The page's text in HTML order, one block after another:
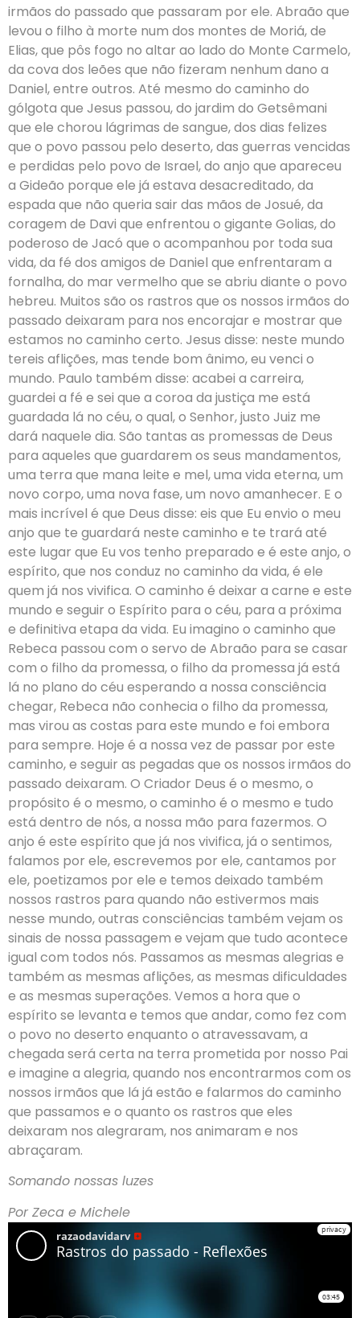
irmãos do passado que passaram por ele. Abraão que
levou o filho à morte num dos montes de Moriá, de
Elias, que pôs fogo no altar ao lado do Monte Carmelo,
da cova dos leões que não fizeram nenhum dano a
Daniel, entre outros. Até mesmo do caminho do
gólgota que Jesus passou, do jardim do Getsêmani
que ele chorou lágrimas de sangue, dos dias felizes
que o povo passou pelo deserto, das guerras vencidas
e perdidas pelo povo de Israel, do anjo que apareceu
a Gideão porque ele já estava desacreditado, da
espada que não queria sair das mãos de Josué, da
coragem de Davi que enfrentou o gigante Golias, do
poderoso de Jacó que o acompanhou por toda sua
vida, da fé dos amigos de Daniel que enfrentaram a
fornalha, do mar vermelho que se abriu diante o povo
hebreu. Muitos são os rastros que os nossos irmãos do
passado deixaram para nos encorajar e mostrar que
estamos no caminho certo. Jesus disse: neste mundo
tereis aflições, mas tende bom ânimo, eu venci o
mundo. Paulo também disse: acabei a carreira,
guardei a fé e sei que a coroa da justiça me está
guardada lá no céu, o qual, o Senhor, justo Juiz me
dará naquele dia. São tantas as promessas de Deus
para aqueles que guardarem os seus mandamentos,
uma terra que mana leite e mel, uma vida eterna, um
novo corpo, uma nova fase, um novo amanhecer. E o
mais incrível é que Deus disse: eis que Eu envio o meu
anjo que te guardará neste caminho e te trará até
este lugar que Eu vos tenho preparado e é este anjo, o
espírito, que nos conduz no caminho da vida, é ele
quem já nos vivifica. O caminho é deixar a carne e este
mundo e seguir o Espírito para o céu, para a próxima
e definitiva etapa da vida. Eu imagino o caminho que
Rebeca passou com o servo de Abraão para se casar
com o filho da promessa, o filho da promessa já está
lá no plano do céu esperando a nossa consciência
chegar, Rebeca não conhecia o filho da promessa,
mas virou as costas para este mundo e foi embora
para sempre. Hoje é a nossa vez de passar por este
caminho, e seguir as pegadas que os nossos irmãos do
passado deixaram. O Criador Deus é o mesmo, o
propósito é o mesmo, o caminho é o mesmo e tudo
está dentro de nós, a nossa mão para fazermos. O
anjo é este espírito que já nos vivifica, já o sentimos,
falamos por ele, escrevemos por ele, cantamos por
ele, poetizamos por ele e temos deixado também
nossos rastros para quando não estivermos mais
nesse mundo, outras consciências também vejam os
sinais de nossa passagem e vejam que tudo acontece
igual com todos nós. Passamos as mesmas alegrias e
também as mesmas aflições, as mesmas dificuldades
e as mesmas superações. Vemos a hora que o
espírito se levanta e temos que andar, como fez com
o povo no deserto enquanto o atravessavam, a
chegada será certa na terra prometida por nosso Pai
e imagine a alegria, quando nos encontrarmos com os
nossos irmãos que lá já estão e falarmos do caminho
que passamos e o quanto os rastros que eles
deixaram nos alegraram, nos animaram e nos
abraçaram.
Somando nossas luzes
Por Zeca e Michele